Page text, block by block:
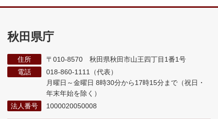
秋田県庁
住所
〒010-8570 秋田県秋田市山王四丁目1番1号
電話
018-860-1111（代表）
月曜日～金曜日 8時30分から17時15分まで （祝日・
年末年始を除く）
法人番号
1000020050008